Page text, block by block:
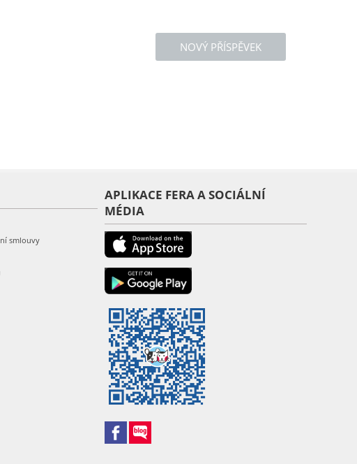
NOVÝ PŘÍSPĚVEK
smlouvy
APLIKACE FERA A SOCIÁLNÍ
MÉDIA